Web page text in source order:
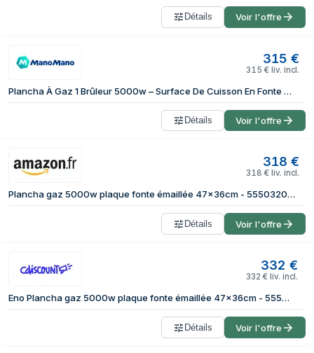
Détails Voir l'offre
315 €
315 € liv. incl.
Plancha À Gaz 1 Brûleur 5000w – Surface De Cuisson En Fonte Émaillée – Autoportante Pour Extérieur – 555032010701 – Eno
Détails Voir l'offre
318 €
318 € liv. incl.
Plancha gaz 5000w plaque fonte émaillée 47x36cm - 555032010701
Détails Voir l'offre
332 €
332 € liv. incl.
Eno Plancha gaz 5000w plaque fonte émaillée 47x36cm - 555032010701
Détails Voir l'offre